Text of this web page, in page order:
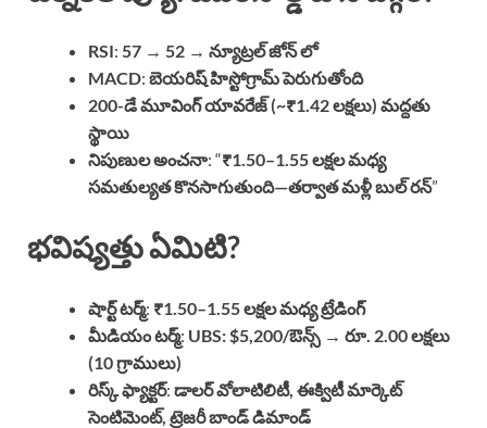
RSI: 57 → 52 → న్యూట్రల్ జోన్ లో
MACD: బెయరిష్ హిస్టోగ్రామ్ పెరుగుతోంది
200-డే మూవింగ్ యావరేజ్ (~₹1.42 లక్షలు) మద్దతు
స్థాయి
నిపుణుల అంచనా: “₹1.50–1.55 లక్షల మధ్య
సమతుల్యత కొనసాగుతుంది—తర్వాత మళ్లీ బుల్ రన్”
భవిష్యత్తు ఏమిటి?
షార్ట్ టర్మ్: ₹1.50–1.55 లక్షల మధ్య ట్రేడింగ్
మీడియం టర్మ్: UBS: $5,200/ఔన్స్ → రూ. 2.00 లక్షలు
(10 గ్రాములు)
రిస్క్ ఫ్యాక్టర్: డాలర్ వోలాటిలిటీ, ఈక్విటీ మార్కెట్
సెంటిమెంట్, ట్రెజరీ బాండ్ డిమాండ్